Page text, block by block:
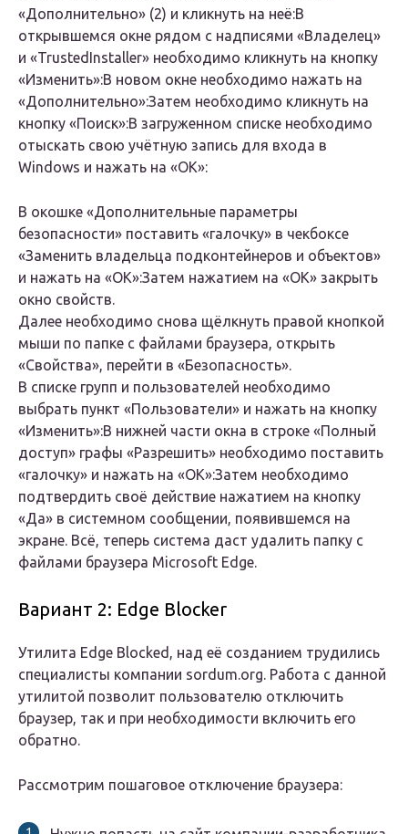
«Дополнительно» (2) и кликнуть на неё:В
открывшемся окне рядом с надписями «Владелец»
и «TrustedInstaller» необходимо кликнуть на кнопку
«Изменить»:В новом окне необходимо нажать на
«Дополнительно»:Затем необходимо кликнуть на
кнопку «Поиск»:В загруженном списке необходимо
отыскать свою учётную запись для входа в
Windows и нажать на «ОК»:
В окошке «Дополнительные параметры
безопасности» поставить «галочку» в чекбоксе
«Заменить владельца подконтейнеров и объектов»
и нажать на «ОК»:Затем нажатием на «ОК» закрыть
окно свойств.
Далее необходимо снова щёлкнуть правой кнопкой
мыши по папке с файлами браузера, открыть
«Свойства», перейти в «Безопасность».
В списке групп и пользователей необходимо
выбрать пункт «Пользователи» и нажать на кнопку
«Изменить»:В нижней части окна в строке «Полный
доступ» графы «Разрешить» необходимо поставить
«галочку» и нажать на «ОК»:Затем необходимо
подтвердить своё действие нажатием на кнопку
«Да» в системном сообщении, появившемся на
экране. Всё, теперь система даст удалить папку с
файлами браузера Microsoft Edge.
Вариант 2: Edge Blocker
Утилита Edge Blocked, над её созданием трудились
специалисты компании sordum.org. Работа с данной
утилитой позволит пользователю отключить
браузер, так и при необходимости включить его
обратно.
Рассмотрим пошаговое отключение браузера: